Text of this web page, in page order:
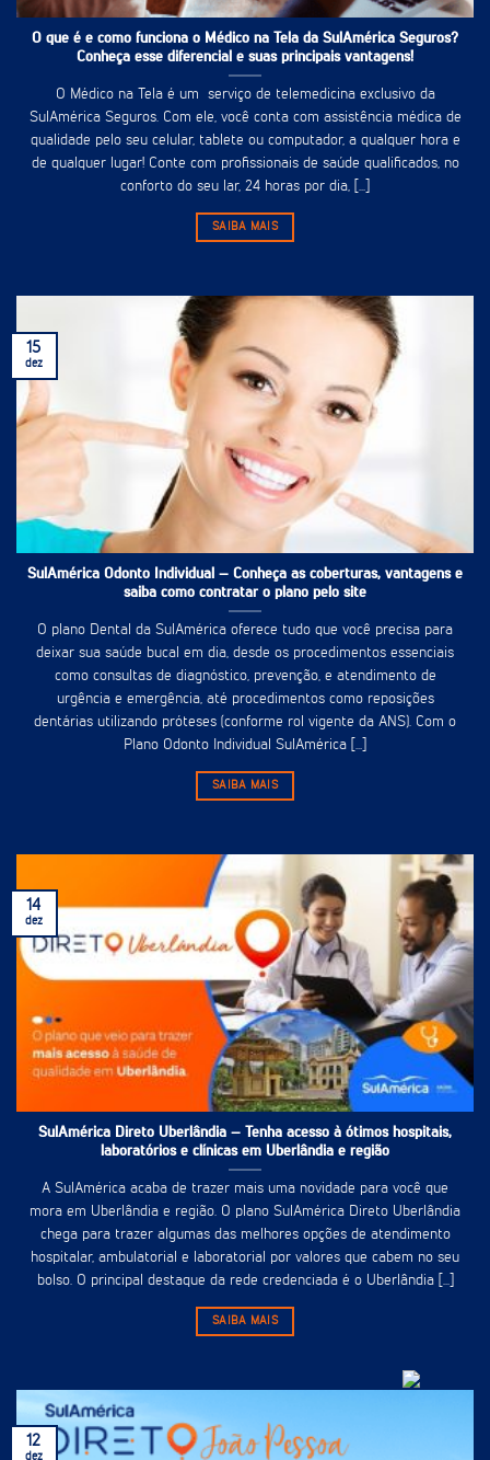
O que é e como funciona o Médico na Tela da SulAmérica Seguros?
Conheça esse diferencial e suas principais vantagens!
O Médico na Tela é um serviço de telemedicina exclusivo da
SulAmérica Seguros. Com ele, você conta com assistência médica de
qualidade pelo seu celular, tablete ou computador, a qualquer hora e
de qualquer lugar! Conte com profissionais de saúde qualificados, no
conforto do seu lar, 24 horas por dia, [...]
SAIBA MAIS
SulAmérica Odonto Individual – Conheça as coberturas, vantagens e
saiba como contratar o plano pelo site
O plano Dental da SulAmérica oferece tudo que você precisa para
deixar sua saúde bucal em dia, desde os procedimentos essenciais
como consultas de diagnóstico, prevenção, e atendimento de
urgência e emergência, até procedimentos como reposições
dentárias utilizando próteses (conforme rol vigente da ANS). Com o
Plano Odonto Individual SulAmérica [...]
SAIBA MAIS
15
dez
SulAmérica Direto Uberlândia – Tenha acesso à ótimos hospitais,
laboratórios e clínicas em Uberlândia e região
A SulAmérica acaba de trazer mais uma novidade para você que
mora em Uberlândia e região. O plano SulAmérica Direto Uberlândia
chega para trazer algumas das melhores opções de atendimento
hospitalar, ambulatorial e laboratorial por valores que cabem no seu
bolso. O principal destaque da rede credenciada é o Uberlândia [...]
SAIBA MAIS
14
dez
12
dez